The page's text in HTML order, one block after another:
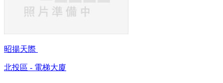
昭揚天際
北投區 - 電梯大廈